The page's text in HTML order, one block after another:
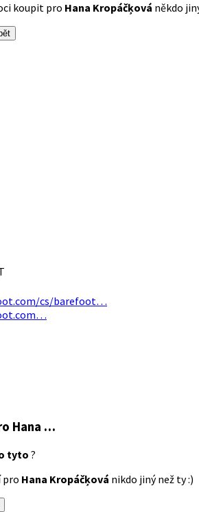
koupit pro Hana Kropáčķová někdo
cs/barefoot…
Hana …
tyto?
pro Hana Kropáčķová nikdo jiný než ty :)